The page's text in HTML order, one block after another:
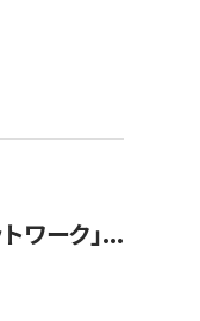
ワーク」...